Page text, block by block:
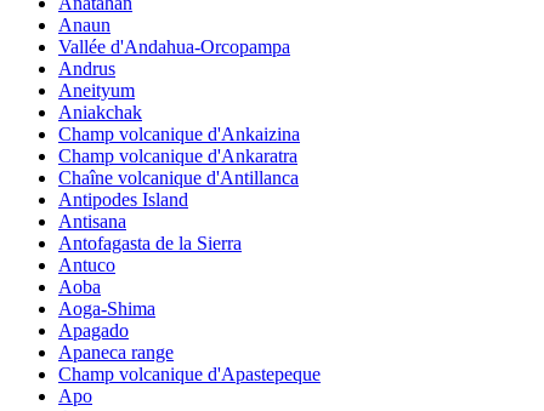
Anaun
Vallée d'Andahua-Orcopampa
Andrus
Aneityum
Aniakchak
Champ volcanique d'Ankaizina
Champ volcanique d'Ankaratra
Chaîne volcanique d'Antillanca
Antipodes Island
Antisana
Antofagasta de la Sierra
Antuco
Aoba
Aoga-Shima
Apagado
Apaneca range
Champ volcanique d'Apastepeque
Apo